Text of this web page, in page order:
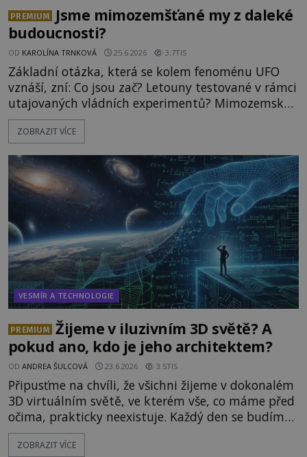
PREMIUM
Jsme mimozemšťané my z daleké
budoucnosti?
OD KAROLÍNA TRNKOVÁ 25.6.2026 3.7TIS
Základní otázka, která se kolem fenoménu UFO
vznáší, zní: Co jsou zač? Letouny testované v rámci
utajovaných vládních experimentů? Mimozemské
vesmírné lodě plnící na Zemi nám neznámý úkol?
Skokani mezi dimenzemi, putující po mostech
možnostech již desítky let vzrušeně diskutují
vědci, ufologo
ZOBRAZIT VÍCE
VESMÍR A TECHNOLOGIE
PREMIUM
Žijeme v iluzivním 3D světě? A
pokud ano, kdo je jeho architektem?
OD ANDREA ŠULCOVÁ 23.6.2026 3.5TIS
Připusťme na chvíli, že všichni žijeme v dokonalém
3D virtuálním světě, ve kterém vše, co máme před
očima, prakticky neexistuje. Každý den se budíme
do počítačové simulace, která je do určité míry k
nerozeznání od skutečného světa. Tato
ZOBRAZIT VÍCE